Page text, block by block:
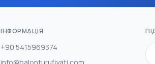
ІНФОРМАЦІЯ
+90 5415969374
info@balonturufiyati.com